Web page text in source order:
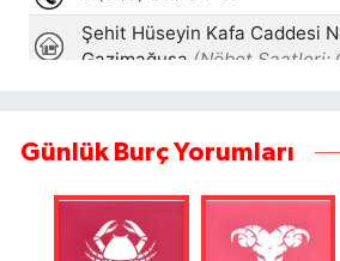
Günlük Burç Yorumları